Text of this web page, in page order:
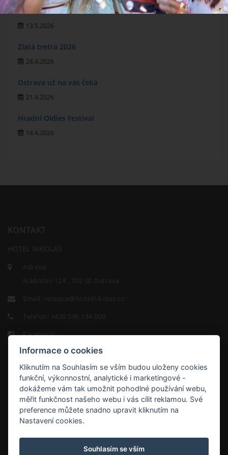
MichalFest 2026
13.5.2026
Zlatá tretra 2026
28.4.2026
Ostrava už na vás čeká
21.4.2026
Hradní Oldies Festival
14.4.2026
HOTEL NIKOLAS
Adresa:
Nádražní 124 , 702 00 Ostrava
Email:
recepce@hotelnikolas.cz
Telefon:
+420 596 134 000
Facebook
HOTEL
NIKOLAS
Informace o cookies
Kliknutím na Souhlasím se vším budou uloženy cookies
funkční, výkonnostní, analytické i marketingové -
dokážeme vám tak umožnit pohodlné používání webu,
měřit funkčnost našeho webu i vás cílit reklamou. Své
preference můžete snadno upravit kliknutím na
Nastavení cookies.
Souhlasím se vším